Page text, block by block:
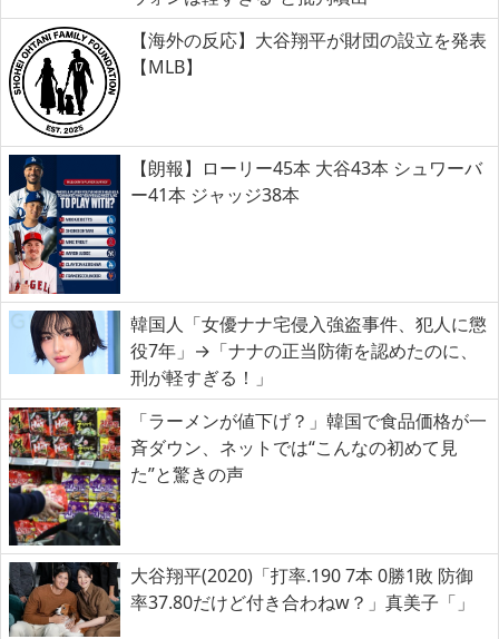
【海外の反応】大谷翔平が財団の設立を発表
【MLB】
【朗報】ローリー45本 大谷43本 シュワーバ
ー41本 ジャッジ38本
韓国人「女優ナナ宅侵入強盗事件、犯人に懲
役7年」→「ナナの正当防衛を認めたのに、
刑が軽すぎる！」
「ラーメンが値下げ？」韓国で食品価格が一
斉ダウン、ネットでは“こんなの初めて見
た”と驚きの声
大谷翔平(2020)「打率.190 7本 0勝1敗 防御
率37.80だけど付き合わねw？」真美子「」